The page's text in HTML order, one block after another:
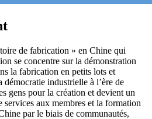
de fabrication » en Chine qui
se concentre sur la démonstration
la fabrication en petits lots et
démocratie industrielle à l’ère de
gens pour la création et devient un
services aux membres et la formation
par le biais de communautés,